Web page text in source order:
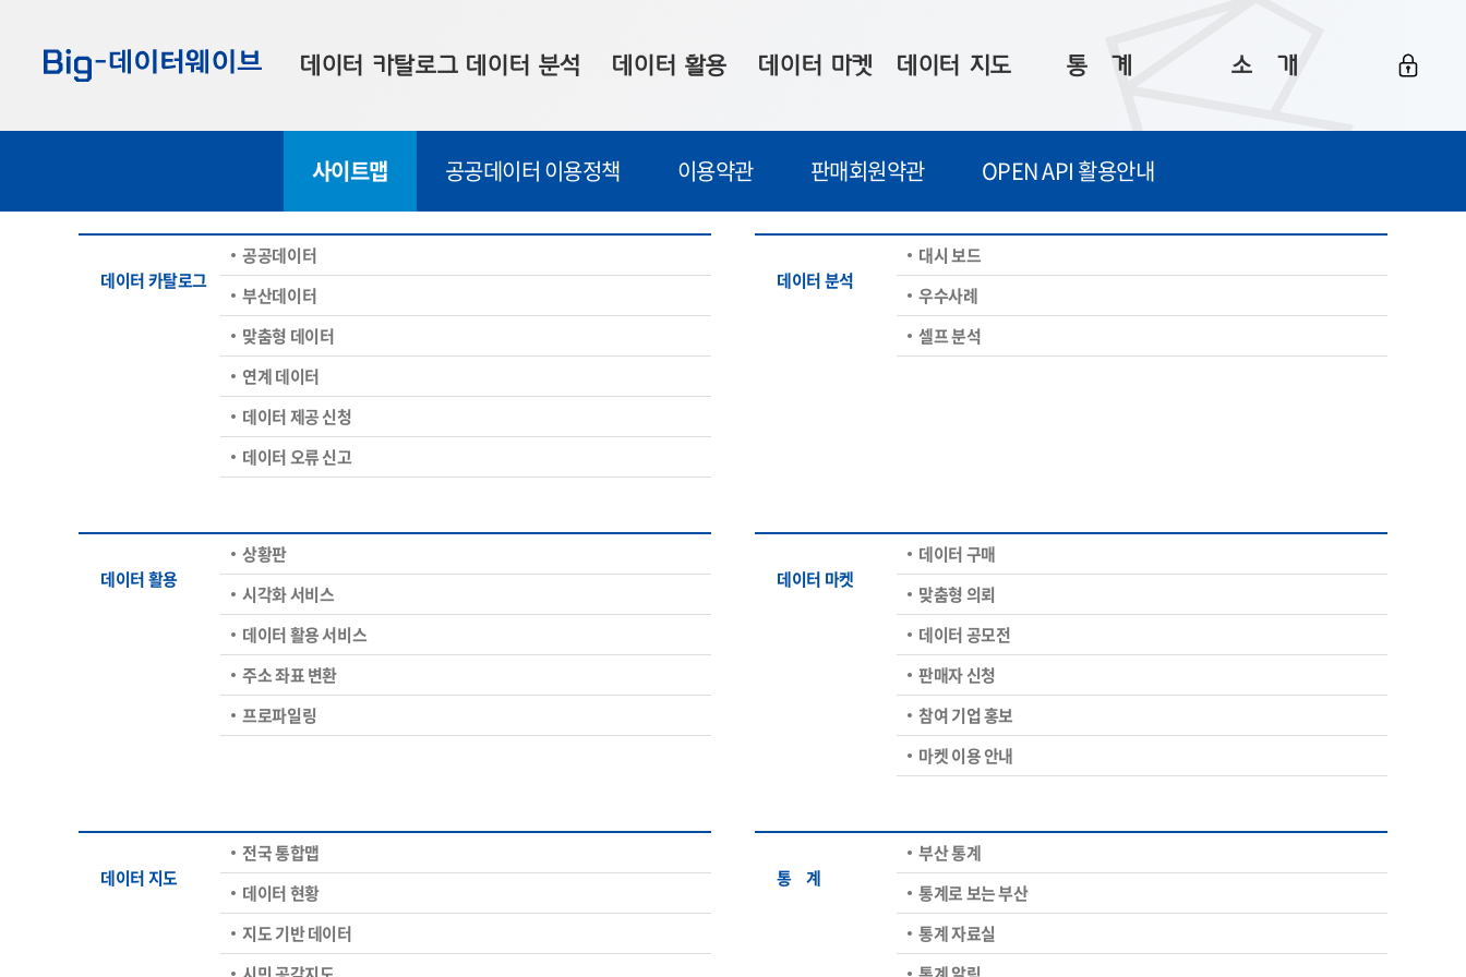
기
기
기
데이터 카탈로그
부산데이터
맞춤형 데이터
연계 데이터
데이터 제공 신청
데이터 오류 신고
데이터 분석
우수사례
셀프 분석
데이터 활용
시각화 서비스
데이터 활용 서비스
주소 좌표 변환
프로파일링
데이터 마켓
맞춤형 의뢰
데이터 공모전
판매자 신청
데이터 지도
데이터 현황
지도 기반 데이터
시민 공감지도
소상공인365
통ㅤ계
통계로 보는 부산
통계 자료실
통계 알림
통계 관련 정보
소ㅤ개
Big 월간뉴스
이용 안내
이용 문의 및 개선 요청
사이트맵 공공데이터 이용정책 이용약관 판매회원약관 OPEN API 활용안내
데이터 카탈로그
공공데이터
부산데이터
맞춤형 데이터
연계 데이터
데이터 제공 신청
데이터 오류 신고
데이터 분석
대시 보드
우수사례
셀프 분석
데이터 활용
상황판
시각화 서비스
데이터 활용 서비스
주소 좌표 변환
프로파일링
데이터 마켓
데이터 구매
맞춤형 의뢰
데이터 공모전
판매자 신청
참여 기업 홍보
마켓 이용 안내
데이터 지도
전국 통합맵
데이터 현황
지도 기반 데이터
통ㅤ계
부산 통계
통계로 보는 부산
통계 자료실